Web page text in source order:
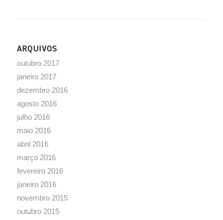
ARQUIVOS
outubro 2017
janeiro 2017
dezembro 2016
agosto 2016
julho 2016
maio 2016
abril 2016
março 2016
fevereiro 2016
janeiro 2016
novembro 2015
outubro 2015